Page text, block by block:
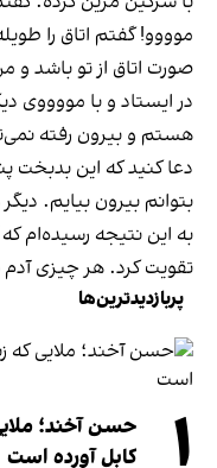
موووو! گفتم اتاق را
صورت اتاق از تو باشد
در ایستاد و با مووووی
هستم و بیرون رفته
دعا کنید که این بدبخت
بتوانم بیرون بیایم.
به این نتیجه رسیده‌ام که
تقویت کرد. هر چیزی
پربازدیدترین‌ها
حسن آخند؛
کابل آورده است